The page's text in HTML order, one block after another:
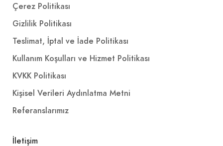
Çerez Politikası
Gizlilik Politikası
Teslimat, İptal ve İade Politikası
Kullanım Koşulları ve Hizmet Politikası
KVKK Politikası
Kişisel Verileri Aydınlatma Metni
Referanslarımız
İletişim